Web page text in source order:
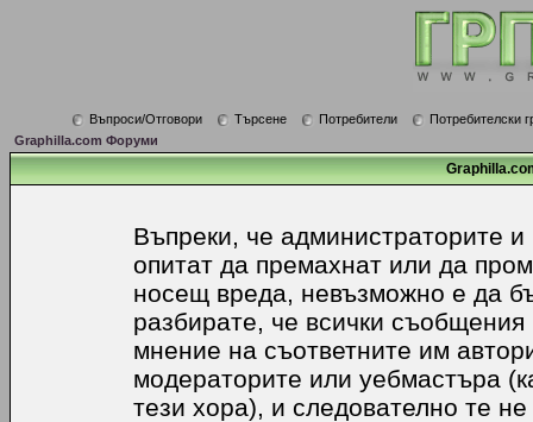
Въпроси/Отговори Търсене Потребители
Потребителски
Graphilla.com Форуми
Въпреки, че администраторите
опитат да премахнат или да
носещ вреда, невъзможно е да
разбирате, че всички
мнение на съответните им
модераторите или уебмастъра
тези хора), и следователно те не